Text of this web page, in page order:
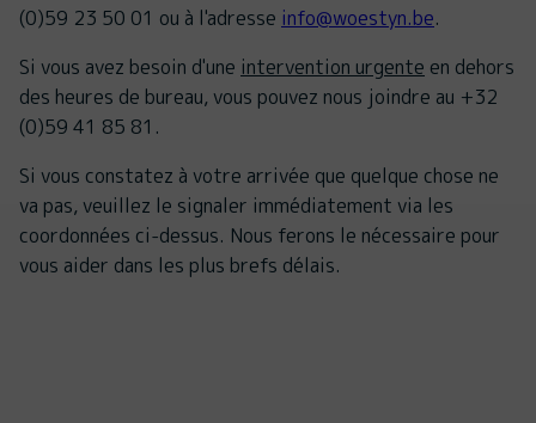
(0)59 23 50 01 ou à l'adresse info@woestyn.be.
Si vous avez besoin d'une intervention urgente en dehors
des heures de bureau, vous pouvez nous joindre au +32
(0)59 41 85 81.
Si vous constatez à votre arrivée que quelque chose ne
va pas, veuillez le signaler immédiatement via les
coordonnées ci-dessus. Nous ferons le nécessaire pour
vous aider dans les plus brefs délais.